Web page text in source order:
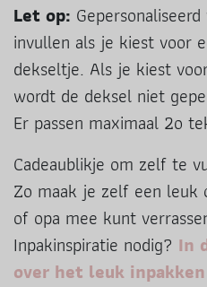
Let op:
invullen als je kiest voor
dekseltje. Als je kiest
wordt de deksel niet
Er passen maximaal 2o
Cadeaublikje om zelf te
Zo maak je zelf een leuk
of opa mee kunt
Inpakinspiratie nodig? In
over het leuk